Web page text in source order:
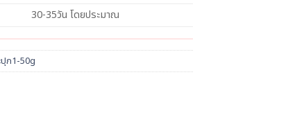
30-35วัน โดยประมาณ
ปุก1-50g